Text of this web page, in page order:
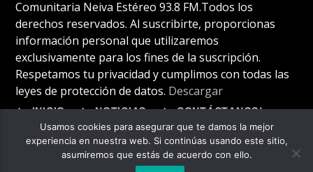
Comunitaria Neiva Estéreo 93.8 FM.Todos los
derechos reservados. Al suscribirte, proporcionas
información personal que utilizaremos
exclusivamente para los fines de la suscripción.
Respetamos tu privacidad y cumplimos con todas las
leyes de protección de datos. Descargar
INICIO NOTICIAS CONTÁCTANOS!
Usamos cookies para asegurar que te damos la mejor
experiencia en nuestra web. Si continúas usando este sitio,
asumiremos que estás de acuerdo con ello.